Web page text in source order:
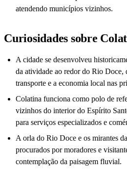
atendendo municípios vizinhos.
Curiosidades sobre
A cidade se desenvolveu
da atividade ao redor do Rio Doce,
transporte e a economia local nas
Colatina funciona como polo de
vizinhos do interior do Espírito
para serviços especializados e
A orla do Rio Doce e os mirantes
procurados por moradores e
contemplação da paisagem fluvial.